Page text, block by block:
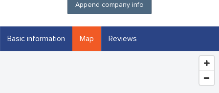
Append company info
Basic information Map Reviews